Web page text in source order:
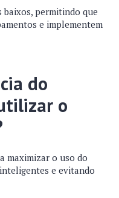
permitindo que
e implementem
do
o
maximizar o uso do
e evitando